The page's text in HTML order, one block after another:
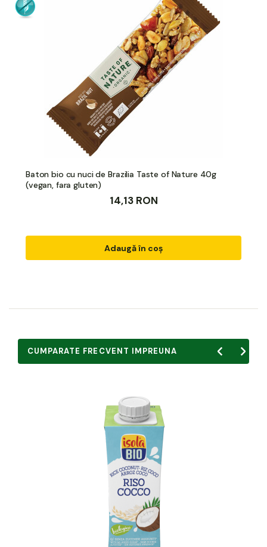
Baton bio cu nuci de Brazilia Taste of Nature 40g
(vegan, fara gluten)
14,13 RON
Adaugă în coș
CUMPARATE FRECVENT IMPREUNA